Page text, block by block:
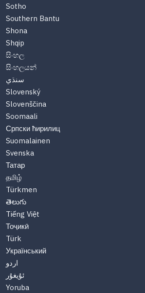
Sotho
Southern Bantu
Shona
Shqip
සිංහල
සිංහලයන්
سنڌي
Slovenský
Slovenščina
Soomaali
Српски ћирилиц
Suomalainen
Svenska
Татар
தமிழ்
Türkmen
తెలుగు
Tiếng Việt
Тоҷикӣ
Türk
Український
اردو
ئۇيغۇر
Yoruba